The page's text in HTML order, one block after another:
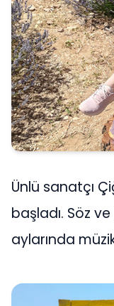
Ünlü sanatçı
başladı. Söz
aylarında